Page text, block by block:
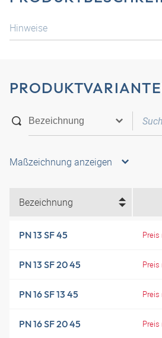
Hinweise
Maßzeichnung anzeigen
Bezeichnung
PN 13 SF 45
PN 13 SF 20 45
PN 16 SF 13 45
PN 16 SF 20 45